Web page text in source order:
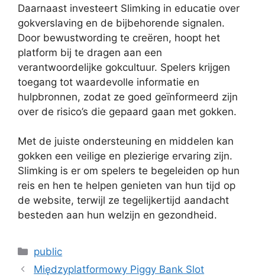
Daarnaast investeert Slimking in educatie over
gokverslaving en de bijbehorende signalen.
Door bewustwording te creëren, hoopt het
platform bij te dragen aan een
verantwoordelijke gokcultuur. Spelers krijgen
toegang tot waardevolle informatie en
hulpbronnen, zodat ze goed geïnformeerd zijn
over de risico’s die gepaard gaan met gokken.
Met de juiste ondersteuning en middelen kan
gokken een veilige en plezierige ervaring zijn.
Slimking is er om spelers te begeleiden op hun
reis en hen te helpen genieten van hun tijd op
de website, terwijl ze tegelijkertijd aandacht
besteden aan hun welzijn en gezondheid.
Kategoriler
public
Międzyplatformowy Piggy Bank Slot